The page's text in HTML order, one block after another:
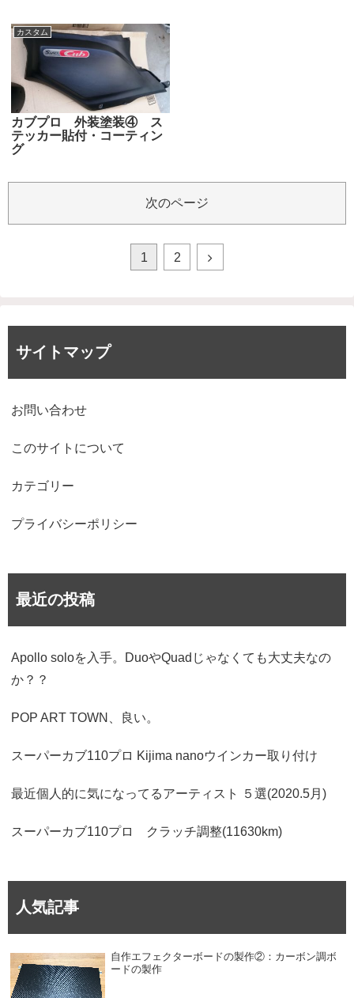
カスタム
カブプロ 外装塗装④ ス
テッカー貼付・コーティン
グ
次のページ
1 2
サイトマップ
お問い合わせ
このサイトについて
カテゴリー
プライバシーポリシー
最近の投稿
Apollo soloを入手。DuoやQuadじゃなくても大丈夫なの
か？？
POP ART TOWN、良い。
スーパーカブ110プロ Kijima nanoウインカー取り付け
最近個人的に気になってるアーティスト ５選(2020.5月)
スーパーカブ110プロ クラッチ調整(11630km)
人気記事
自作エフェクターボードの製作②：カーボン調ボ
ードの製作